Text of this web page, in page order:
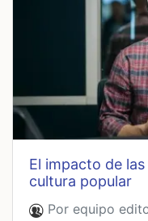
el impacto de las radiodifusoras en la
cultura popular
Por equipo